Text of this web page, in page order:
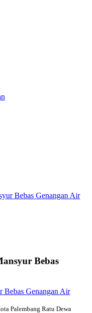
Bebas Genangan Air
Bebas
Palembang Ratu Dewa